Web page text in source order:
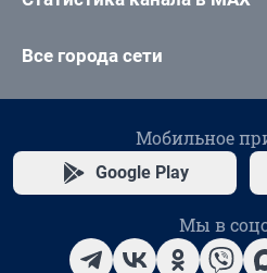
Все города сети
Мобильное
Google Play
Мы в